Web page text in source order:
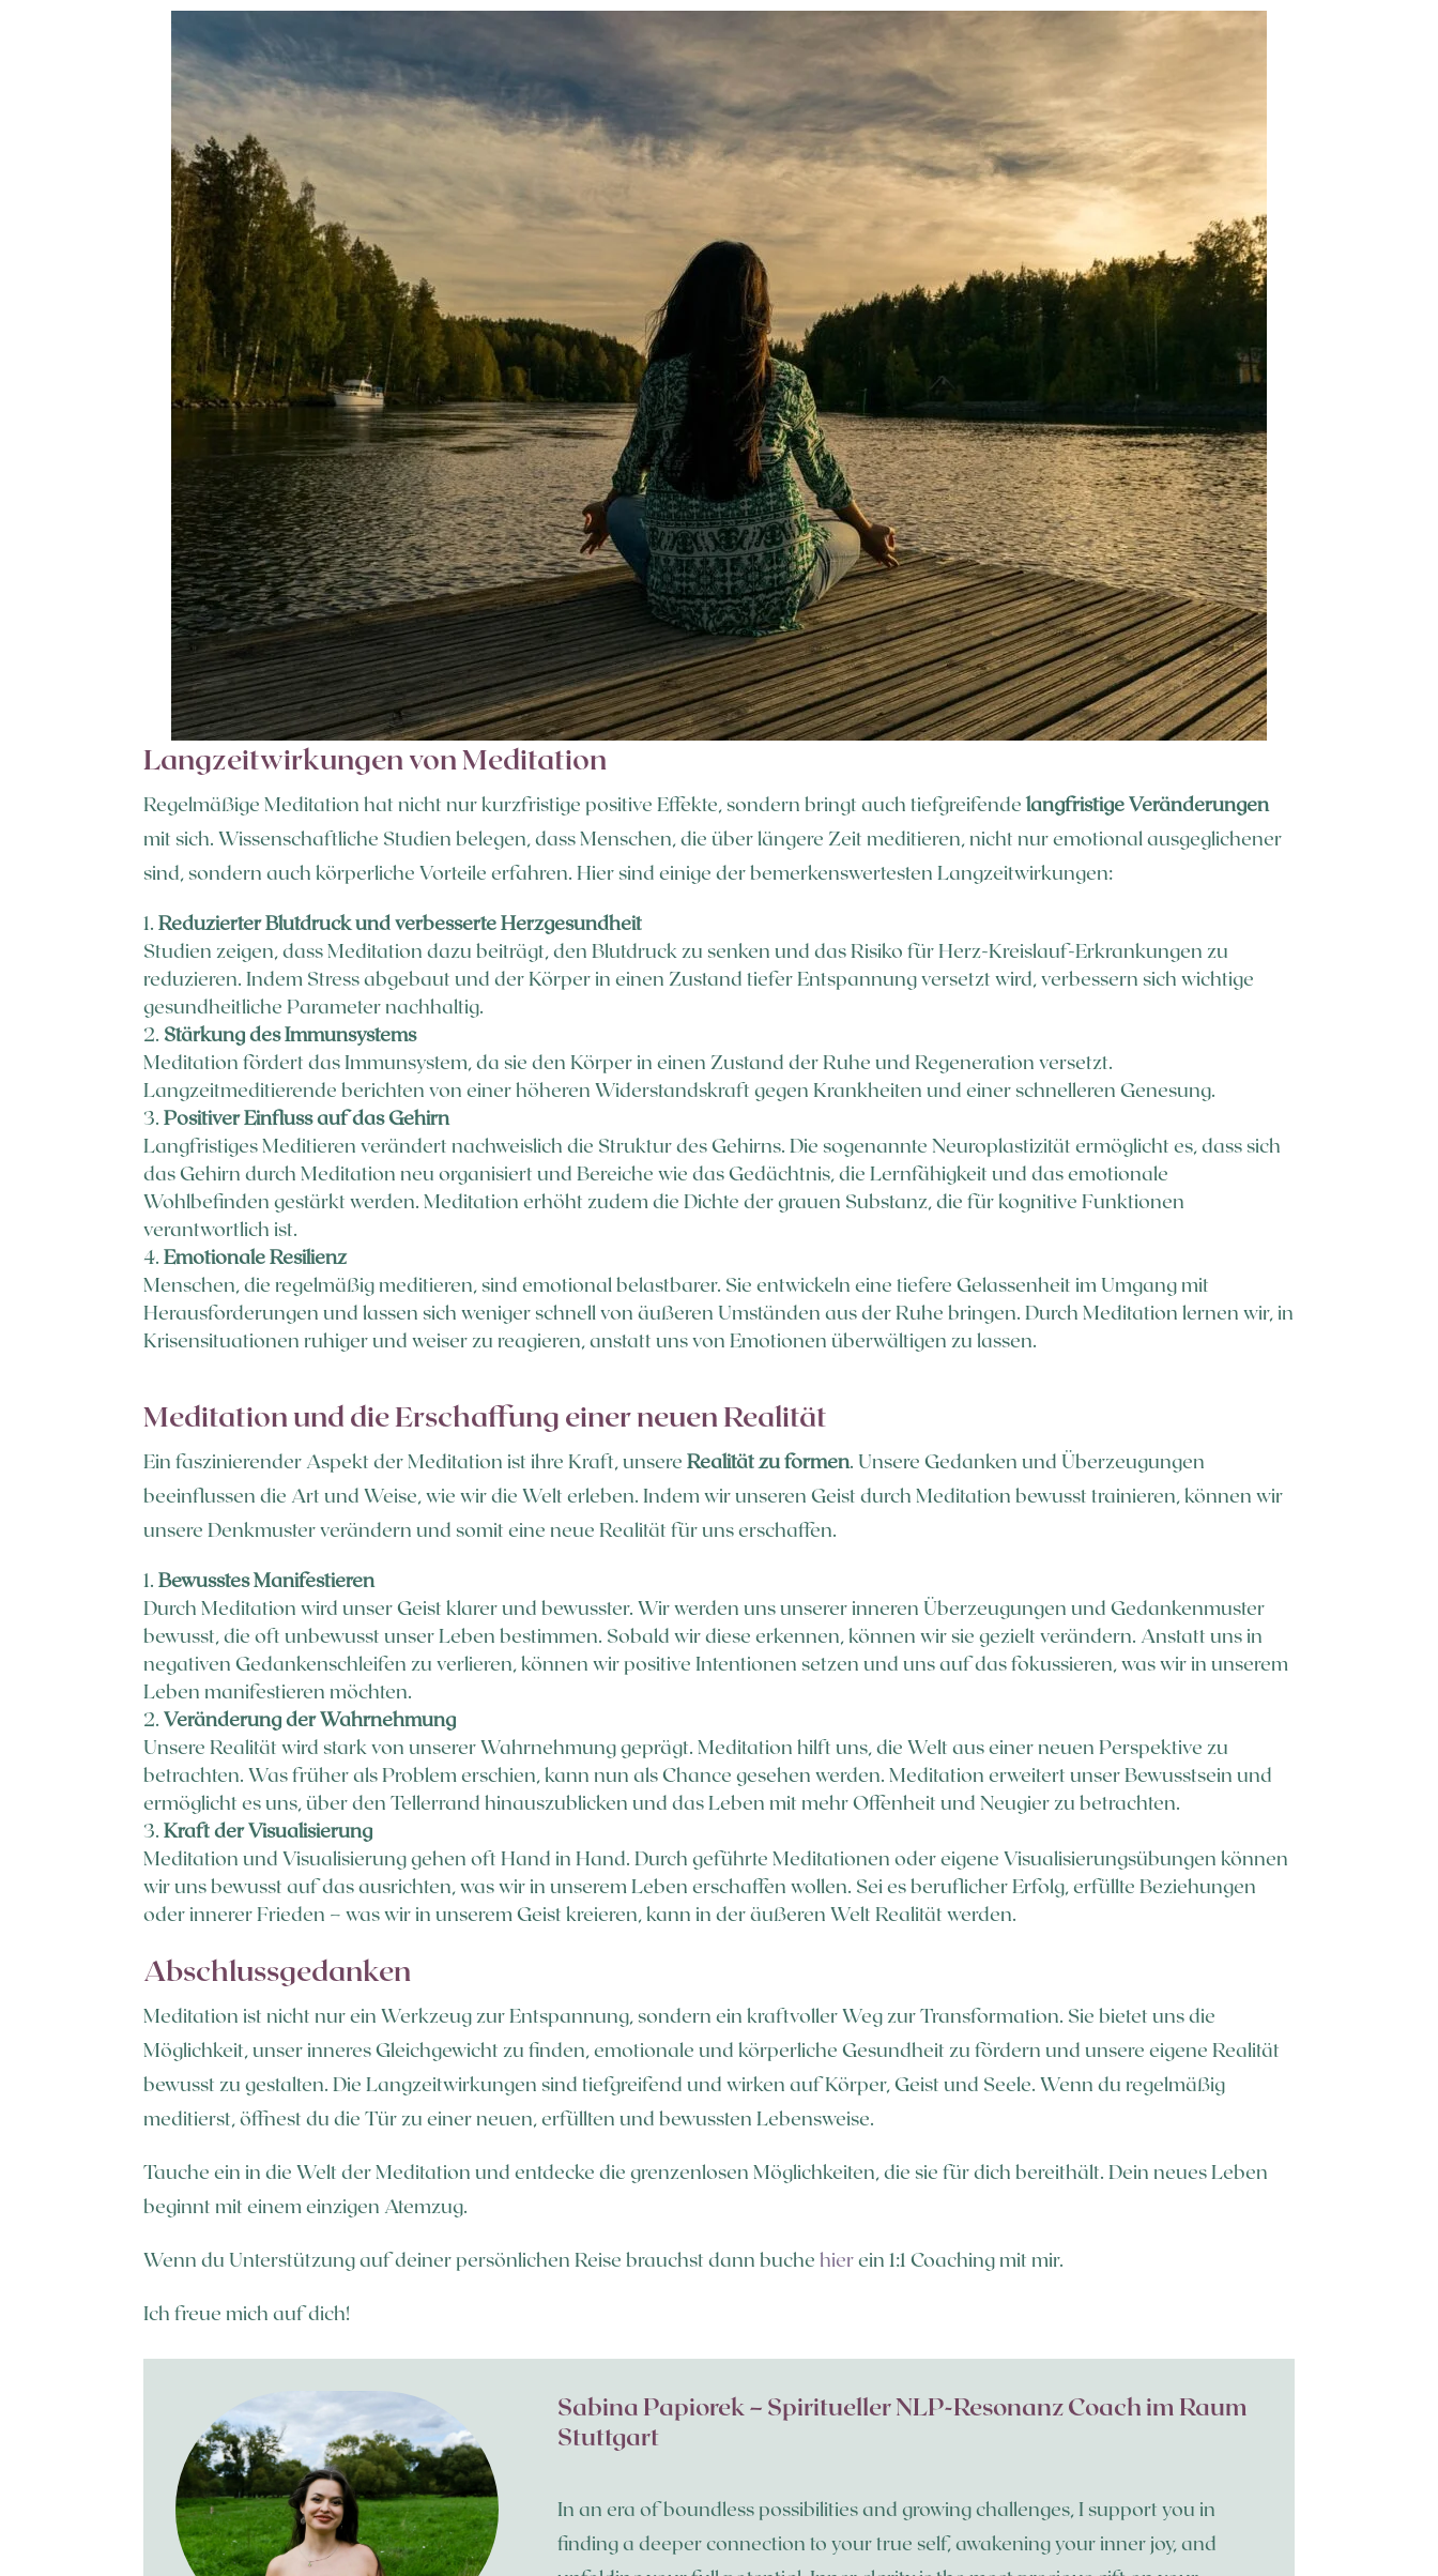
Langzeitwirkungen von Meditation
Regelmäßige Meditation hat nicht nur kurzfristige positive Effekte, sondern bringt auch tiefgreifendelangfristige Veränderungen
mit sich. Wissenschaftliche Studien belegen, dass Menschen, die über längere Zeit meditieren, nicht nur emotional ausgeglichener
sind, sondern auch körperliche Vorteile erfahren. Hier sind einige der bemerkenswertesten Langzeitwirkungen:
Reduzierter Blutdruck und verbesserte Herzgesundheit
Studien zeigen, dass Meditation dazu beiträgt, den Blutdruck zu senken und das Risiko für Herz-Kreislauf-Erkrankungen zu
reduzieren. Indem Stress abgebaut und der Körper in einen Zustand tiefer Entspannung versetzt wird, verbessern sich wichtige
gesundheitliche Parameter nachhaltig.
Stärkung des Immunsystems
Meditation fördert das Immunsystem, da sie den Körper in einen Zustand der Ruhe und Regeneration versetzt.
Langzeitmeditierende berichten von einer höheren Widerstandskraft gegen Krankheiten und einer schnelleren Genesung.
Positiver Einfluss auf das Gehirn
Langfristiges Meditieren verändert nachweislich die Struktur des Gehirns. Die sogenannte Neuroplastizität ermöglicht es, dass sich
das Gehirn durch Meditation neu organisiert und Bereiche wie das Gedächtnis, die Lernfähigkeit und das emotionale
Wohlbefinden gestärkt werden. Meditation erhöht zudem die Dichte der grauen Substanz, die für kognitive Funktionen
verantwortlich ist.
Emotionale Resilienz
Menschen, die regelmäßig meditieren, sind emotional belastbarer. Sie entwickeln eine tiefere Gelassenheit im Umgang mit
Herausforderungen und lassen sich weniger schnell von äußeren Umständen aus der Ruhe bringen. Durch Meditation lernen wir, in
Krisensituationen ruhiger und weiser zu reagieren, anstatt uns von Emotionen überwältigen zu lassen.
Meditation und die Erschaffung einer neuen Realität
Ein faszinierender Aspekt der Meditation ist ihre Kraft, unsereRealität zu formen. Unsere Gedanken und Überzeugungen
beeinflussen die Art und Weise, wie wir die Welt erleben. Indem wir unseren Geist durch Meditation bewusst trainieren, können wir
unsere Denkmuster verändern und somit eine neue Realität für uns erschaffen.
Bewusstes Manifestieren
Durch Meditation wird unser Geist klarer und bewusster. Wir werden uns unserer inneren Überzeugungen und Gedankenmuster
bewusst, die oft unbewusst unser Leben bestimmen. Sobald wir diese erkennen, können wir sie gezielt verändern. Anstatt uns in
negativen Gedankenschleifen zu verlieren, können wir positive Intentionen setzen und uns auf das fokussieren, was wir in unserem
Leben manifestieren möchten.
Veränderung der Wahrnehmung
Unsere Realität wird stark von unserer Wahrnehmung geprägt. Meditation hilft uns, die Welt aus einer neuen Perspektive zu
betrachten. Was früher als Problem erschien, kann nun als Chance gesehen werden. Meditation erweitert unser Bewusstsein und
ermöglicht es uns, über den Tellerrand hinauszublicken und das Leben mit mehr Offenheit und Neugier zu betrachten.
Kraft der Visualisierung
Meditation und Visualisierung gehen oft Hand in Hand. Durch geführte Meditationen oder eigene Visualisierungsübungen können
wir uns bewusst auf das ausrichten, was wir in unserem Leben erschaffen wollen. Sei es beruflicher Erfolg, erfüllte Beziehungen
oder innerer Frieden – was wir in unserem Geist kreieren, kann in der äußeren Welt Realität werden.
Abschlussgedanken
Meditation ist nicht nur ein Werkzeug zur Entspannung, sondern ein kraftvoller Weg zur Transformation. Sie bietet uns die
Möglichkeit, unser inneres Gleichgewicht zu finden, emotionale und körperliche Gesundheit zu fördern und unsere eigene Realität
bewusst zu gestalten. Die Langzeitwirkungen sind tiefgreifend und wirken auf Körper, Geist und Seele. Wenn du regelmäßig
meditierst, öffnest du die Tür zu einer neuen, erfüllten und bewussten Lebensweise.
Tauche ein in die Welt der Meditation und entdecke die grenzenlosen Möglichkeiten, die sie für dich bereithält. Dein neues Leben
beginnt mit einem einzigen Atemzug.
Wenn du Unterstützung auf deiner persönlichen Reise brauchst dann buchehierein 1:1 Coaching mit mir.
Ich freue mich auf dich!
Sabina Papiorek – Spiritueller NLP-Resonanz Coach im Raum
Stuttgart
In an era of boundless possibilities and growing challenges, I support you in
finding a deeper connection to your true self, awakening your inner joy, and